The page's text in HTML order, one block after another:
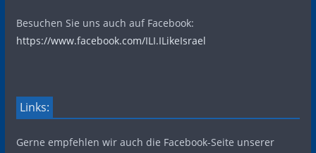
Besuchen Sie uns auch auf Facebook:
https://www.facebook.com/ILI.ILikeIsrael
Links:
Gerne empfehlen wir auch die Facebook-Seite unserer